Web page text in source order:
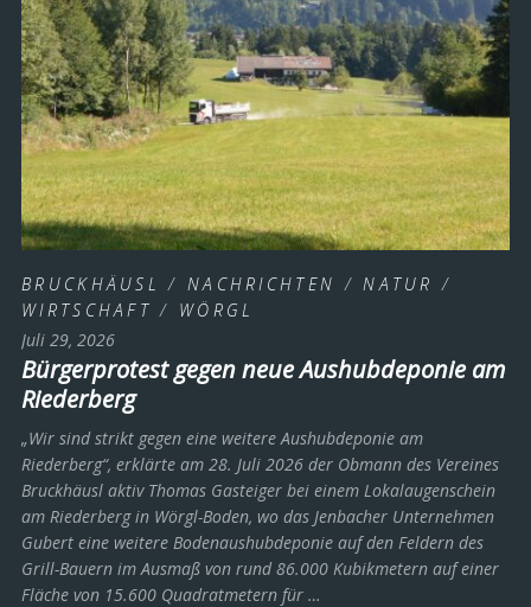
BRUCKHÄUSL / NACHRICHTEN / NATUR /
WIRTSCHAFT / WÖRGL
Juli 29, 2026
Bürgerprotest gegen neue Aushubdeponie am
Riederberg
„Wir sind strikt gegen eine weitere Aushubdeponie am
Riederberg“, erklärte am 28. Juli 2026 der Obmann des Vereines
Bruckhäusl aktiv Thomas Gasteiger bei einem Lokalaugenschein
am Riederberg in Wörgl-Boden, wo das Jenbacher Unternehmen
Gubert eine weitere Bodenaushubdeponie auf den Feldern des
Grill-Bauern im Ausmaß von rund 86.000 Kubikmetern auf einer
Fläche von 15.600 Quadratmetern für …